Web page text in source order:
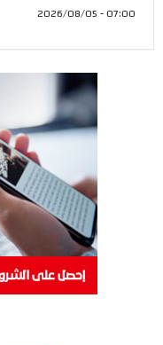
07:00 - 2026/08/05